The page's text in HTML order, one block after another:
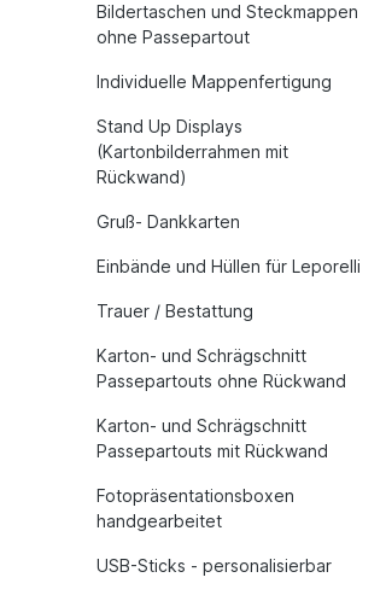
Bildertaschen und Steckmappen
ohne Passepartout
Individuelle Mappenfertigung
Stand Up Displays
(Kartonbilderrahmen mit
Rückwand)
Gruß- Dankkarten
Einbände und Hüllen für Leporelli
Trauer / Bestattung
Karton- und Schrägschnitt
Passepartouts ohne Rückwand
Karton- und Schrägschnitt
Passepartouts mit Rückwand
Fotopräsentationsboxen
handgearbeitet
USB-Sticks - personalisierbar